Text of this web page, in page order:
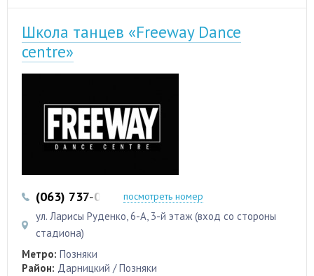
Школа танцев «Freeway Dance
centre»
(063) 737-08-88 (066) 095-93-98
посмотреть номер
ул. Ларисы Руденко, 6-А, 3-й этаж (вход со стороны
стадиона)
Метро: Позняки
Район: Дарницкий / Позняки